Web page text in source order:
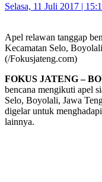
Selasa, 11 Juli 2017 |
Apel relawan tanggap
Kecamatan Selo,
(/Fokusjateng.com)
FOKUS JATENG –
bencana mengikuti apel
Selo, Boyolali, Jawa
digelar untuk
lainnya.